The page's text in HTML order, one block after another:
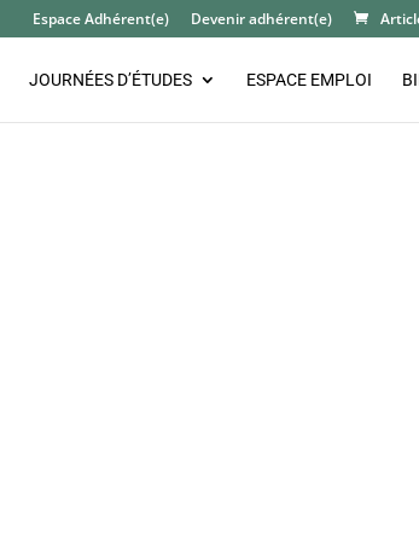
Espace Adhérent(e) Devenir adhérent(e)
JOURNÉES D’ÉTUDES ESPACE EMPLOI